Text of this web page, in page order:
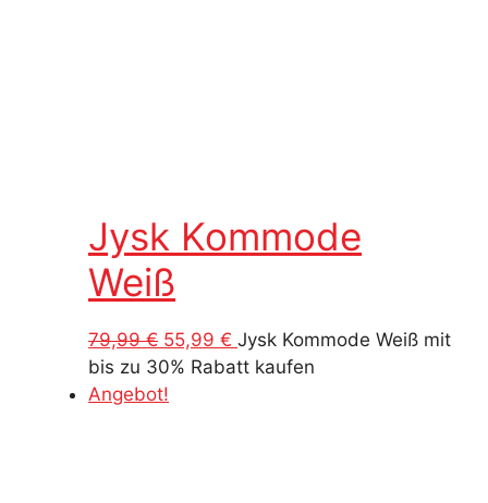
Jysk Kommode
Weiß
79,99€ Ursprünglicher
Preis
war:
55,99 € Aktueller
Preis
Jysk Kommode Weiß mit
bis zu 30% Rabatt kaufen
Angebot!